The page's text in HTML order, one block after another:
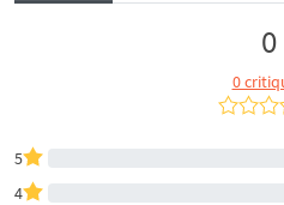
0
0
5
4